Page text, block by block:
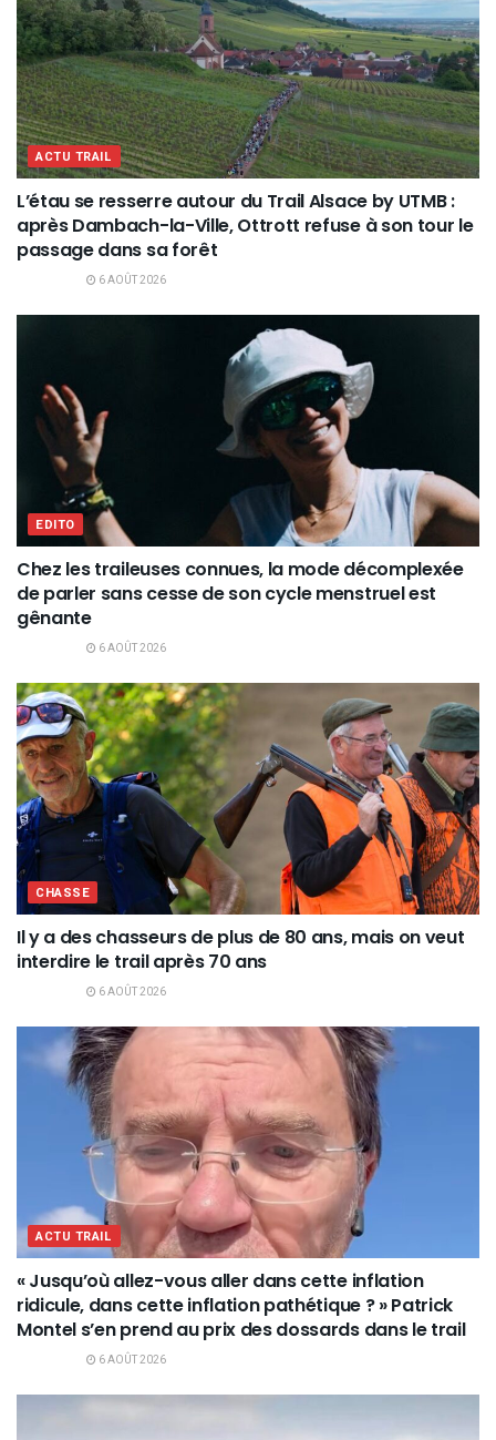
ACTU TRAIL
L’étau se resserre autour du Trail Alsace by UTMB :
après Dambach-la-Ville, Ottrott refuse à son tour le
passage dans sa forêt
6 AOÛT 2026
EDITO
Chez les traileuses connues, la mode décomplexée
de parler sans cesse de son cycle menstruel est
gênante
6 AOÛT 2026
CHASSE
Il y a des chasseurs de plus de 80 ans, mais on veut
interdire le trail après 70 ans
6 AOÛT 2026
ACTU TRAIL
« Jusqu’où allez-vous aller dans cette inflation
ridicule, dans cette inflation pathétique ? » Patrick
Montel s’en prend au prix des dossards dans le trail
6 AOÛT 2026